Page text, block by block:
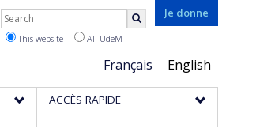
Je donne
Choix
de
la
Français English
Rechercher
This website All UdeM
ACCÈS RAPIDE